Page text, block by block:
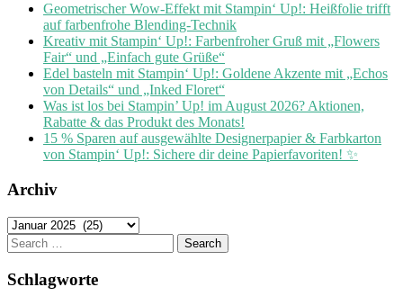
Geometrischer Wow-Effekt mit Stampin‘ Up!: Heißfolie trifft
auf farbenfrohe Blending-Technik
Kreativ mit Stampin‘ Up!: Farbenfroher Gruß mit „Flowers
Fair“ und „Einfach gute Grüße“
Edel basteln mit Stampin‘ Up!: Goldene Akzente mit „Echos
von Details“ und „Inked Floret“
Was ist los bei Stampin’ Up! im August 2026? Aktionen,
Rabatte & das Produkt des Monats!
15 % Sparen auf ausgewählte Designerpapier & Farbkarton
von Stampin‘ Up!: Sichere dir deine Papierfavoriten! ✨
Archiv
Archiv
Search
for:
Schlagworte